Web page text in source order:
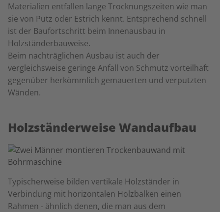
Materialien entfallen lange Trocknungszeiten wie man
sie von Putz oder Estrich kennt. Entsprechend schnell
ist der Baufortschritt beim Innenausbau in
Holzständerbauweise.
Beim nachträglichen Ausbau ist auch der
vergleichsweise geringe Anfall von Schmutz vorteilhaft
gegenüber herkömmlich gemauerten und verputzten
Wänden.
Holzständerweise Wandaufbau
Typischerweise bilden vertikale Holzständer in
Verbindung mit horizontalen Holzbalken einen
Rahmen - ähnlich denen, die man aus dem